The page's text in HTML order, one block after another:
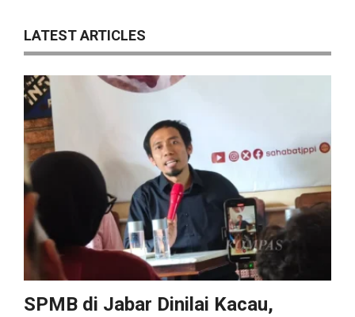
LATEST ARTICLES
SPMB di Jabar Dinilai Kacau,